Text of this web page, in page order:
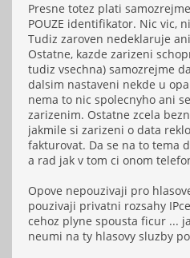
Presne totez plati
POUZE identifikator. Nic vic,
Tudiz zaroven nedeklaruje
Ostatne, kazde zarizeni
tudiz vsechna) samozrejme
dalsim nastaveni nekde u
nema to nic spolecnyho ani
zarizenim. Ostatne zcela
jakmile si zarizeni o data
fakturovat. Da se na to tema
a rad jak v tom ci onom
Opove nepouzivaji pro
pouzivaji privatni rozsahy
cehoz plyne spousta ficur ...
neumi na ty hlasovy sluzby